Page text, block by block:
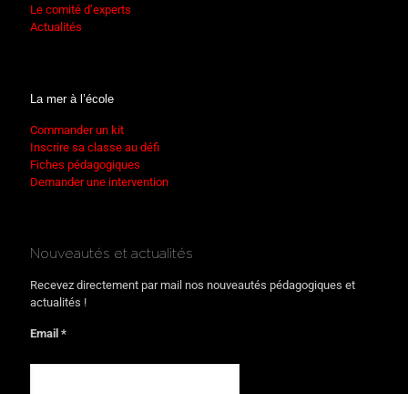
Le comité d’experts
Actualités
La mer à l’école
Commander un kit
Inscrire sa classe au défi
Fiches pédagogiques
Demander une intervention
Nouveautés et actualités
Recevez directement par mail nos nouveautés pédagogiques et
actualités !
Email *